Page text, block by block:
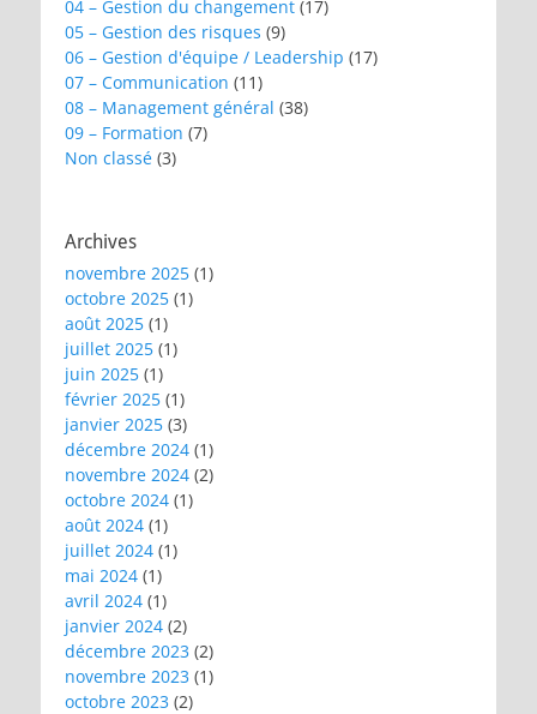
04 – Gestion du changement (17)
05 – Gestion des risques (9)
06 – Gestion d'équipe / Leadership (17)
07 – Communication (11)
08 – Management général (38)
09 – Formation (7)
Non classé (3)
Archives
novembre 2025 (1)
octobre 2025 (1)
août 2025 (1)
juillet 2025 (1)
juin 2025 (1)
février 2025 (1)
janvier 2025 (3)
décembre 2024 (1)
novembre 2024 (2)
octobre 2024 (1)
août 2024 (1)
juillet 2024 (1)
mai 2024 (1)
avril 2024 (1)
janvier 2024 (2)
décembre 2023 (2)
novembre 2023 (1)
octobre 2023 (2)